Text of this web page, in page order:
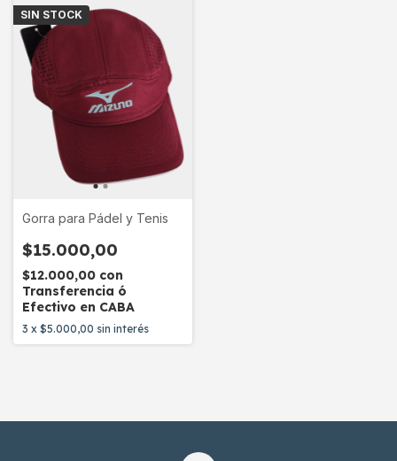
SIN STOCK
Gorra para Pádel y Tenis
$15.000,00
$12.000,00 con
Transferencia ó
Efectivo en CABA
3 x $5.000,00 sin interés